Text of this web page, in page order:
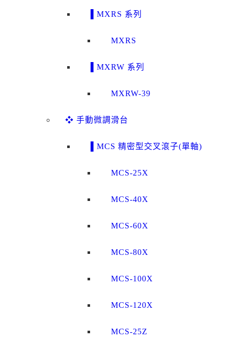
▌MXRS 系列
MXRS
▌MXRW 系列
MXRW-39
❖ 手動微調滑台
▌MCS 精密型交叉滾子(單軸)
MCS-25X
MCS-40X
MCS-60X
MCS-80X
MCS-100X
MCS-120X
MCS-25Z